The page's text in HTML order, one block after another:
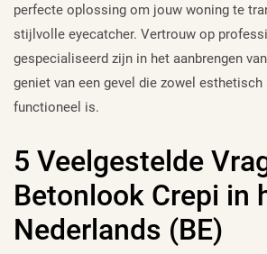
perfecte oplossing om jouw woning te
stijlvolle eyecatcher. Vertrouw op
gespecialiseerd zijn in het aanbrengen
geniet van een gevel die zowel
functioneel is.
5 Veelgestelde
Betonlook Crepi in
Nederlands (BE)